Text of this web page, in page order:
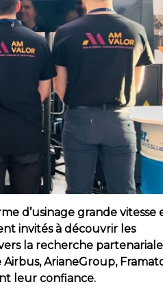
d’usinage grande vitesse
invités à découvrir les
la recherche
ArianeGroup,
leur confiance.